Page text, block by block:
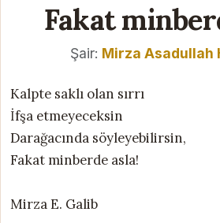
Fakat
Şair: Mirza Asadullah
Kalpte saklı olan sırrı
İfşa etmeyeceksin
Darağacında söyleyebilirsin,
Fakat minberde asla!
Mirza E. Galib